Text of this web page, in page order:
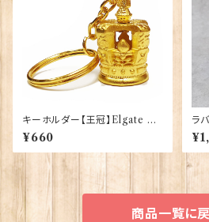
キーホルダー【王冠】Elgate Pr
oducts 90021-F（64832）
¥660
ラ
商品一覧に